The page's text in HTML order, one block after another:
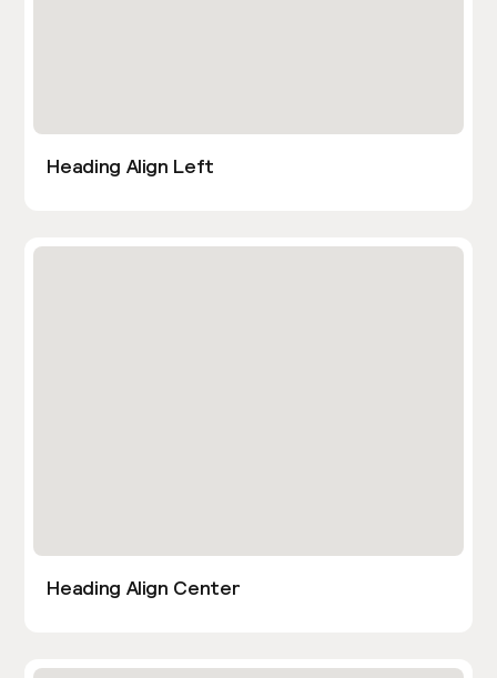
Heading Align Left
Heading Align Center